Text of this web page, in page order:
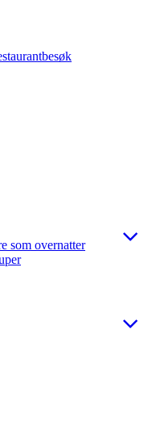
som overnatter